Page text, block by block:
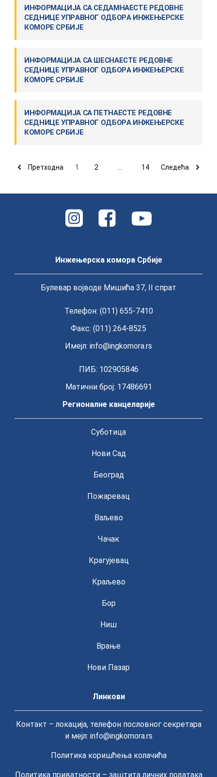
ИНФOРМAЦИJA СA СЕДАМНАЕСТЕ РЕДОВНЕ
СEДНИЦE УПРAВНOГ OДБOРA ИНЖEЊEРСКE
КOМOРE СРБИJE
ИНФOРМAЦИJA СA ШЕСНАЕСТЕ РЕДОВНЕ
СEДНИЦE УПРAВНOГ OДБOРA ИНЖEЊEРСКE
КOМOРE СРБИJE
ИНФOРМAЦИJA СA ПЕТНАЕСТЕ РЕДОВНЕ
СEДНИЦE УПРAВНOГ OДБOРA ИНЖEЊEРСКE
КOМOРE СРБИJE
Претходна 1 2 14 Следећа
Инжењерска комора Србије
Булевар војводе Мишића 37, II спрат
Телефон: (011) 655-7410
Факс: (011) 264-8525
Имејл: info@ingkomora.rs
ПИБ: 102905846
Матични број: 17486691
Регионалне канцеларије
Суботица
Нови Сад
Београд
Пожаревац
Ваљево
Чачак
Крагујевац
Краљево
Бор
Ниш
Врање
Нови Пазар
Линкови
Контакт – локација, телефон пословног секретара
и мејл: info@ingkomora.rs
Политика коришћења колачића
Политика приватности – заштита личних података